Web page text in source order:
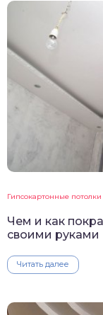
Гипсокартонные потолки
Чем и как
своими руками
Читать далее